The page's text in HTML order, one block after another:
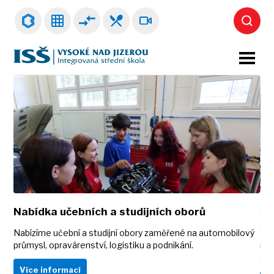
Nabídka učebních a studijních oborů
Nabízíme učební a studijní obory zaměřené na automobilový
průmysl, opravárenství, logistiku a podnikání.
Více informací